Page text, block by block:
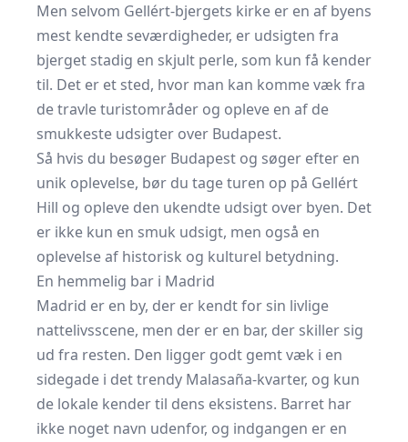
Men selvom Gellért-bjergets kirke er en af byens
mest kendte seværdigheder, er udsigten fra
bjerget stadig en skjult perle, som kun få kender
til. Det er et sted, hvor man kan komme væk fra
de travle turistområder og opleve en af de
smukkeste udsigter over Budapest.
Så hvis du besøger Budapest og søger efter en
unik oplevelse, bør du tage turen op på Gellért
Hill og opleve den ukendte udsigt over byen. Det
er ikke kun en smuk udsigt, men også en
oplevelse af historisk og kulturel betydning.
En hemmelig bar i Madrid
Madrid er en by, der er kendt for sin livlige
nattelivsscene, men der er en bar, der skiller sig
ud fra resten. Den ligger godt gemt væk i en
sidegade i det trendy Malasaña-kvarter, og kun
de lokale kender til dens eksistens. Barret har
ikke noget navn udenfor, og indgangen er en